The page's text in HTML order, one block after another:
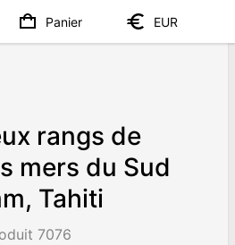
rangs de
mers du Sud
Tahiti
7076
Panier EUR